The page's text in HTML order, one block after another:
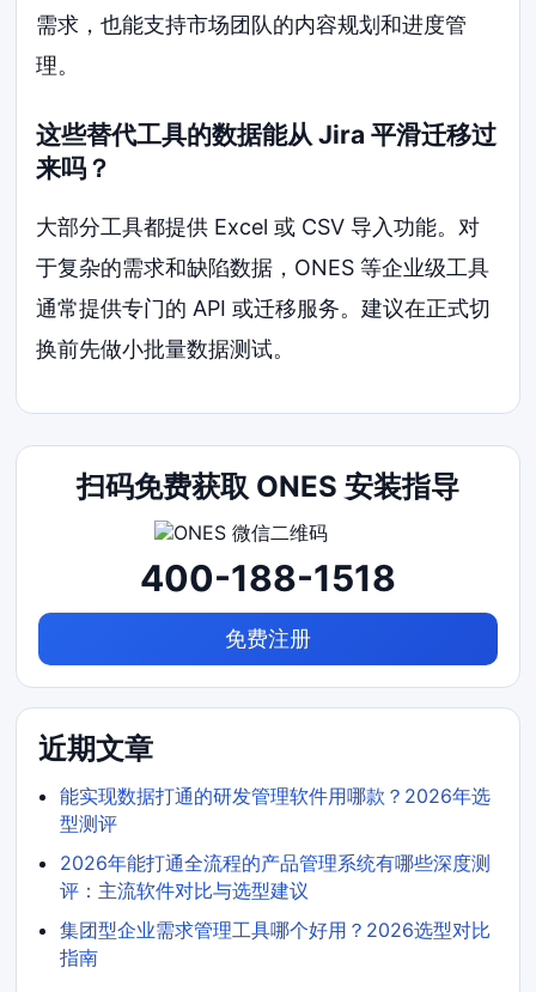
需求，也能支持市场团队的内容规划和进度管
理。
这些替代工具的数据能从 Jira 平滑迁移过
来吗？
大部分工具都提供 Excel 或 CSV 导入功能。对
于复杂的需求和缺陷数据，ONES 等企业级工具
通常提供专门的 API 或迁移服务。建议在正式切
换前先做小批量数据测试。
扫码免费获取 ONES 安装指导
400-188-1518
免费注册
近期文章
能实现数据打通的研发管理软件用哪款？2026年选
型测评
2026年能打通全流程的产品管理系统有哪些深度测
评：主流软件对比与选型建议
集团型企业需求管理工具哪个好用？2026选型对比
指南